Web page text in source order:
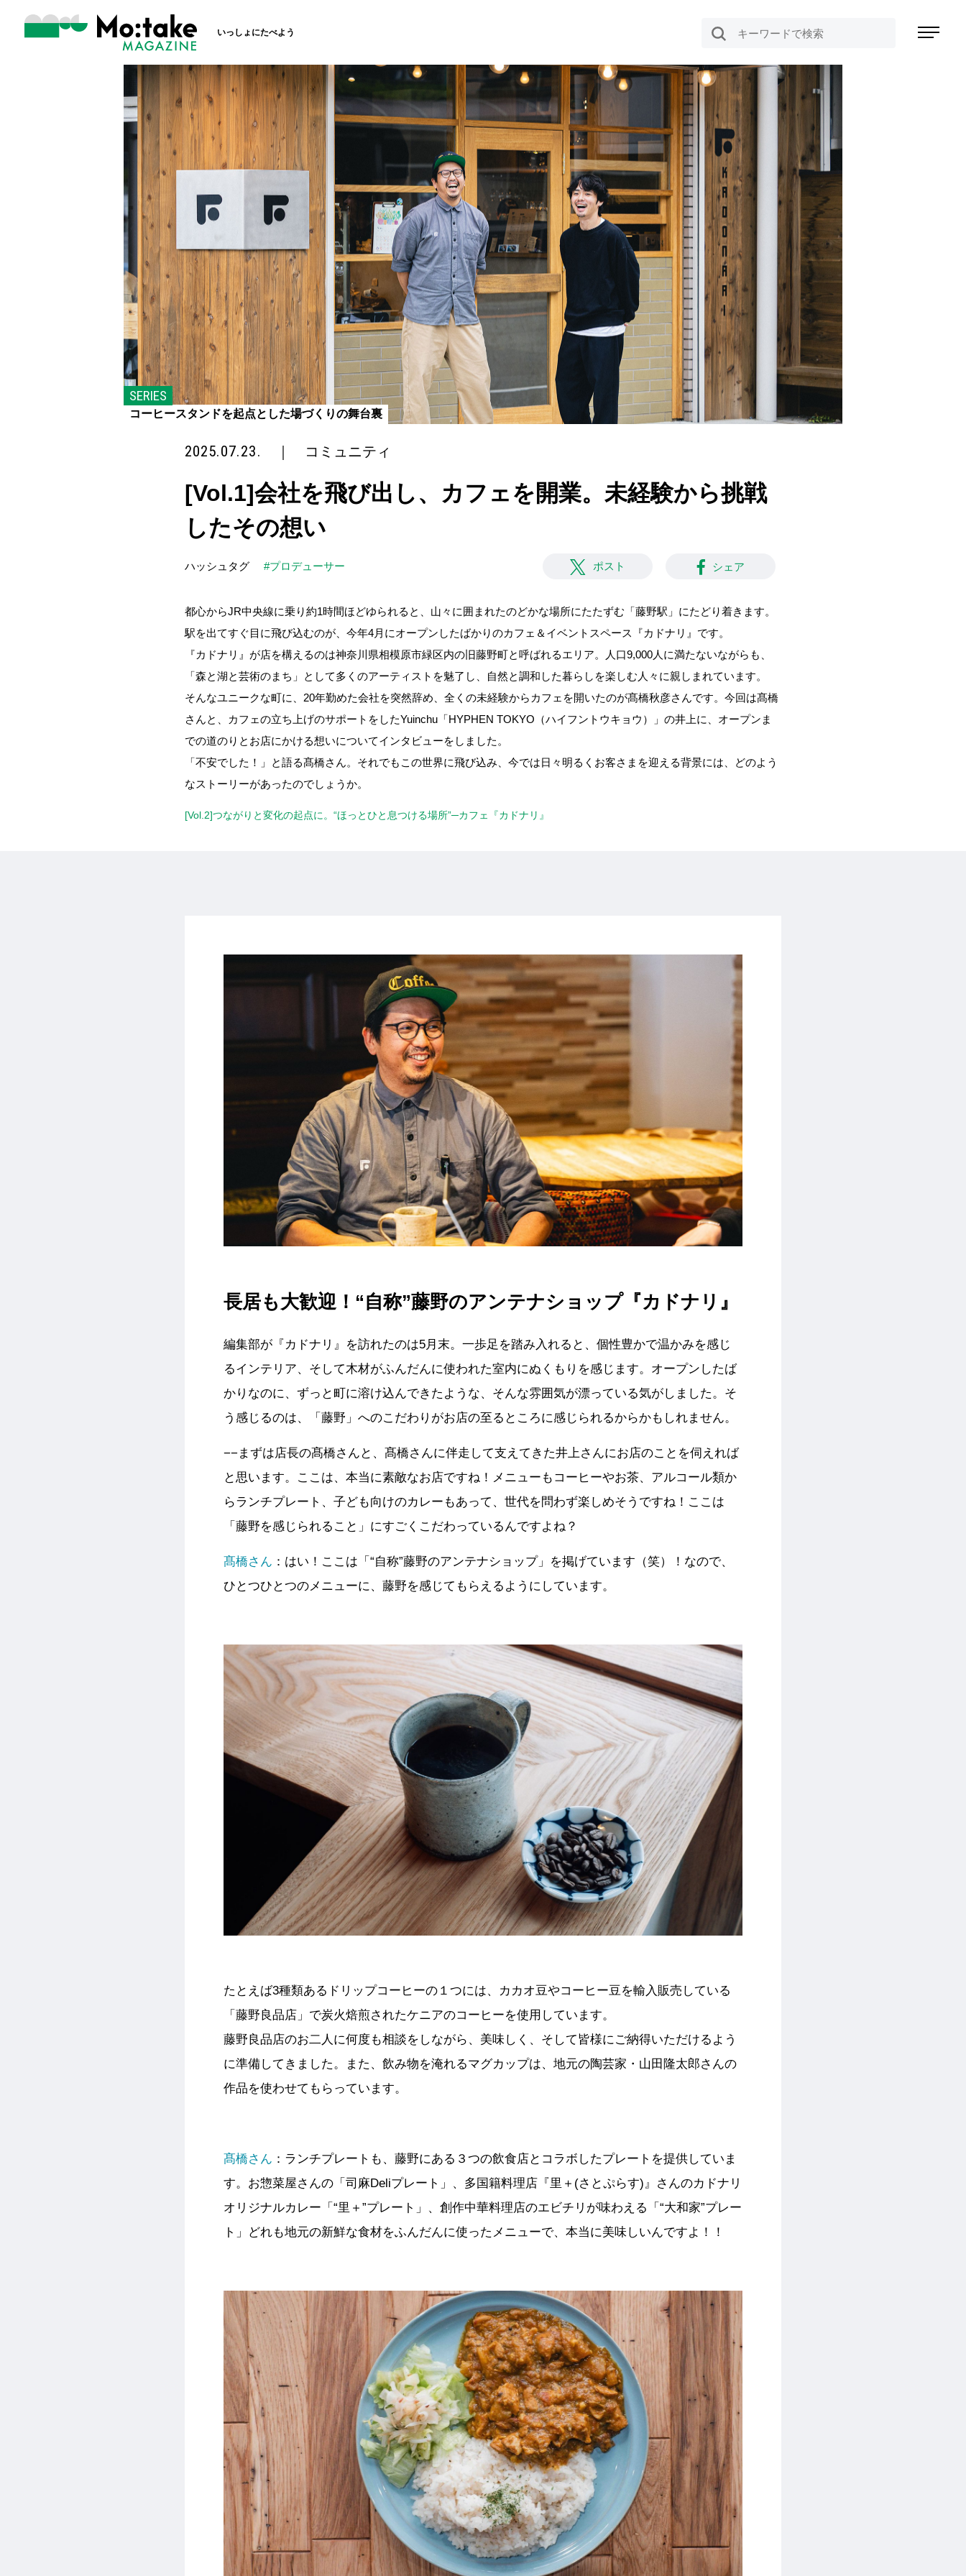
いっしょにたべよう
SERIES
コーヒースタンドを起点とした場づくりの舞台裏
2025.07.23. コミュニティ
[Vol.1]会社を飛び出し、カフェを開業。未経験から挑戦
したその想い
ハッシュタグ #プロデューサー ポスト シェア
都心からJR中央線に乗り約1時間ほどゆられると、山々に囲まれたのどかな場所にたたずむ「藤野駅」にたどり着きます。
駅を出てすぐ目に飛び込むのが、今年4月にオープンしたばかりのカフェ＆イベントスペース『カドナリ』です。
『カドナリ』が店を構えるのは神奈川県相模原市緑区内の旧藤野町と呼ばれるエリア。人口9,000人に満たないながらも、
「森と湖と芸術のまち」として多くのアーティストを魅了し、自然と調和した暮らしを楽しむ人々に親しまれています。
そんなユニークな町に、20年勤めた会社を突然辞め、全くの未経験からカフェを開いたのが髙橋秋彦さんです。今回は髙橋
さんと、カフェの立ち上げのサポートをしたYuinchu「HYPHEN TOKYO（ハイフントウキョウ）」の井上に、オープンま
での道のりとお店にかける想いについてインタビューをしました。
「不安でした！」と語る髙橋さん。それでもこの世界に飛び込み、今では日々明るくお客さまを迎える背景には、どのよう
なストーリーがあったのでしょうか。
[Vol.2]つながりと変化の起点に。“ほっとひと息つける場所”─カフェ『カドナリ』
長居も大歓迎！“自称”藤野のアンテナショップ『カドナリ』
編集部が『カドナリ』を訪れたのは5月末。一歩足を踏み入れると、個性豊かで温かみを感じ
るインテリア、そして木材がふんだんに使われた室内にぬくもりを感じます。オープンしたば
かりなのに、ずっと町に溶け込んできたような、そんな雰囲気が漂っている気がしました。そ
う感じるのは、「藤野」へのこだわりがお店の至るところに感じられるからかもしれません。
−−まずは店長の髙橋さんと、髙橋さんに伴走して支えてきた井上さんにお店のことを伺えれば
と思います。ここは、本当に素敵なお店ですね！メニューもコーヒーやお茶、アルコール類か
らランチプレート、子ども向けのカレーもあって、世代を問わず楽しめそうですね！ここは
「藤野を感じられること」にすごくこだわっているんですよね？
髙橋さん ：はい！ここは「“自称”藤野のアンテナショップ」を掲げています（笑）！なので、
ひとつひとつのメニューに、藤野を感じてもらえるようにしています。
たとえば3種類あるドリップコーヒーの１つには、カカオ豆やコーヒー豆を輸入販売している
「藤野良品店」で炭火焙煎されたケニアのコーヒーを使用しています。
藤野良品店のお二人に何度も相談をしながら、美味しく、そして皆様にご納得いただけるよう
に準備してきました。また、飲み物を淹れるマグカップは、地元の陶芸家・山田隆太郎さんの
作品を使わせてもらっています。
髙橋さん ：ランチプレートも、藤野にある３つの飲食店とコラボしたプレートを提供していま
す。お惣菜屋さんの「司麻Deliプレート」、多国籍料理店『里＋(さとぷらす)』さんのカドナリ
オリジナルカレー「“里＋”プレート」、創作中華料理店のエビチリが味わえる「“大和家”プレー
ト」どれも地元の新鮮な食材をふんだんに使ったメニューで、本当に美味しいんですよ！！